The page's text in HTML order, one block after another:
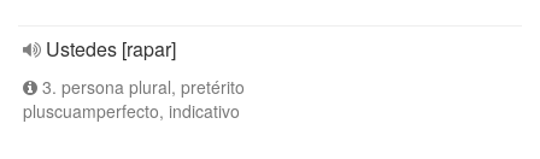
Ustedes [rapar]
3. persona plural, pretérito
pluscuamperfecto, indicativo